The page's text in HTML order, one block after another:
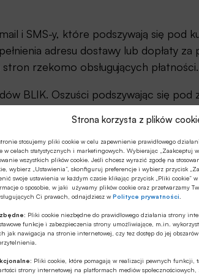
Strona korzysta z plików
stosujemy pliki cookie w celu zapewnienie prawidłowego
w celach statystycznych i marketingowych. Wybierając „Zaakceptuj
wszystkich plików cookie. Jeśli chcesz wyrazić zgodę na
wybierz „Ustawienia”, skonfiguruj preferencje i wybierz przycisk
swoje ustawienia w każdym czasie klikając przycisk „Pliki cookie” w
o sposobie, w jaki używamy plików cookie oraz przetwarzamy
Ci prawach, odnajdziesz wPolityce prywatności
Pliki cookie niezbędne do prawidłowego działania strony
funkcje i zabezpieczenia strony umożliwiające, m.in.
jak nawigacja na stronie internetowej, czy tez dostęp do jej
Pliki cookie, które pomagają w realizacji pewnych funkcji,
strony internetowej na platformach mediów
i SMS-y, które podszywają się pod
adresu dostawy lub dopłaty za
rzekomo obsługujących płatności.
BLIK. Oszuści podszywając się pod
Whatsapp, Telegram czy Messenger,
sytuacji. Próbują nakłonić nas do
transakcji.
np. walentynki, cyberprzestępcy
i znajomość podstawowych
po zachowanie ostrożności przy
płatniczymi, które pomagają
również o najlepszy poziom